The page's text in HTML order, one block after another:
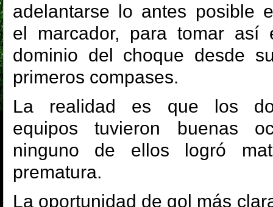
adelantarse lo antes posible
el marcador, para tomar así
dominio del choque desde
primeros compases.
La realidad es que los
equipos tuvieron buenas
ninguno de ellos logró
prematura.
La oportunidad de gol más